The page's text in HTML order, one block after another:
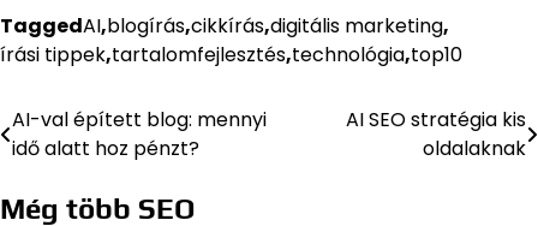
TaggedAI,blogírás,cikkírás,digitális marketing,
írási tippek,tartalomfejlesztés,technológia,top10
Bejegyzés
AI-val épített blog: mennyi
idő alatt hoz pénzt?
AI SEO stratégia kis
oldalaknak
Még több SEO